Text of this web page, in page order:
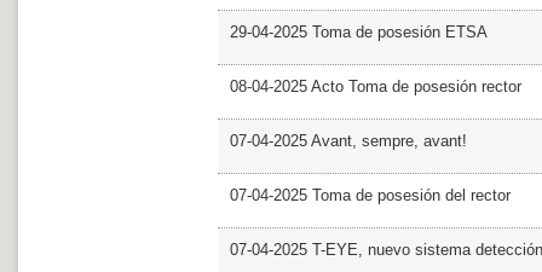
29-04-2025 Toma de posesión ETSA
08-04-2025 Acto Toma de posesión rector
07-04-2025 Avant, sempre, avant!
07-04-2025 Toma de posesión del rector
07-04-2025 T-EYE, nuevo sistema